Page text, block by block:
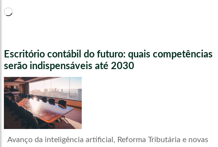
Carregando...
Escritório contábil do futuro: quais competências
serão indispensáveis até 2030
Avanço da inteligência artificial, Reforma Tributária e novas